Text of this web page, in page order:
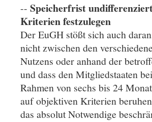
-- Speicherfrist
Kriterien festzulegen
Der EuGH stößt sich auch
nicht zwischen den
Nutzens oder anhand der
und dass den Mitgliedstaaten
Rahmen von sechs bis 24
auf objektiven Kriterien
das absolut Notwendige